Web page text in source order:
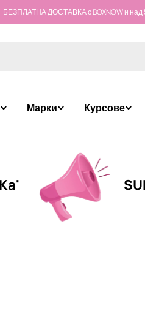
БЕЗПЛАТНА ДОСТАВКА с BOXNOW и над
Марки Курсове
SUMMER